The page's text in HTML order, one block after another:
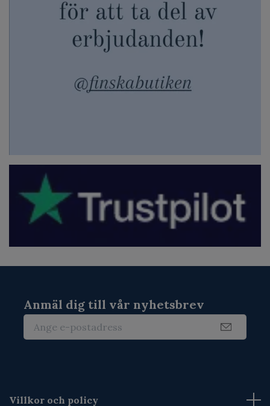
Anmäl dig till vår nyhetsbrev
Villkor och policy